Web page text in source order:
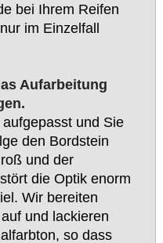
bei Ihrem Reifen
im Einzelfall
Aufarbeitung
und Sie
den Bordstein
und der
die Optik enorm
Wir bereiten
und lackieren
so dass